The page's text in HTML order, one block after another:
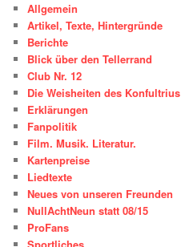
Allgemein
Artikel, Texte, Hintergründe
Berichte
Blick über den Tellerrand
Club Nr. 12
Die Weisheiten des Konfultrius
Erklärungen
Fanpolitik
Film. Musik. Literatur.
Kartenpreise
Liedtexte
Neues von unseren Freunden
NullAchtNeun statt 08/15
ProFans